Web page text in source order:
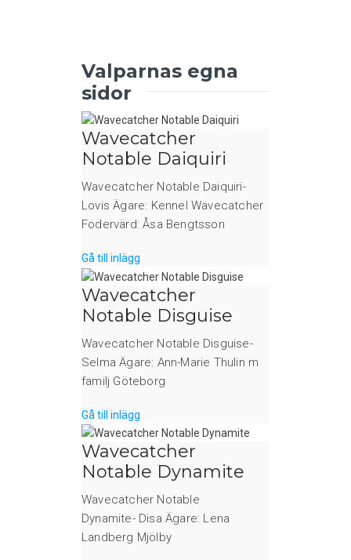
Valparnas egna
sidor
Wavecatcher
Notable Daiquiri
Wavecatcher Notable Daiquiri-
Lovis Ägare: Kennel Wavecatcher
Fodervärd: Åsa Bengtsson
Gå till inlägg
Wavecatcher
Notable Disguise
Wavecatcher Notable Disguise-
Selma Ägare: Ann-Marie Thulin m
familj Göteborg
Gå till inlägg
Wavecatcher
Notable Dynamite
Wavecatcher Notable
Dynamite- Disa Ägare: Lena
Landberg Mjölby